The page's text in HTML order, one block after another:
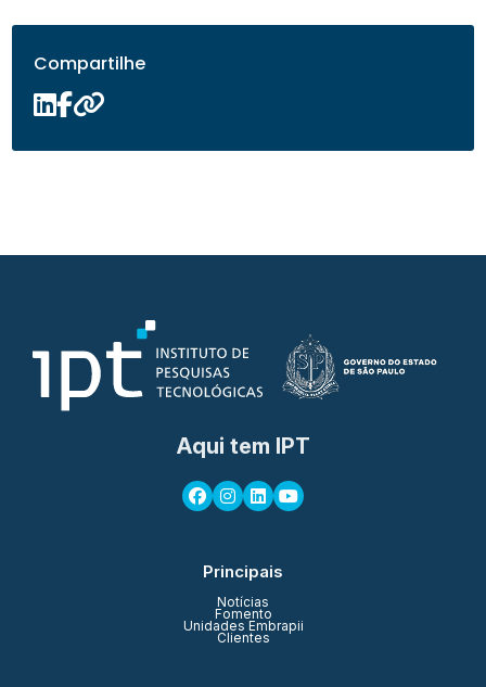
Compartilhe
Aqui tem IPT
Principais
Notícias
Fomento
Unidades Embrapii
Clientes